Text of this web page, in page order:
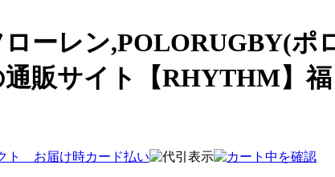
ーレン,POLORUGBY(ポ
販サイト【RHYTHM】福